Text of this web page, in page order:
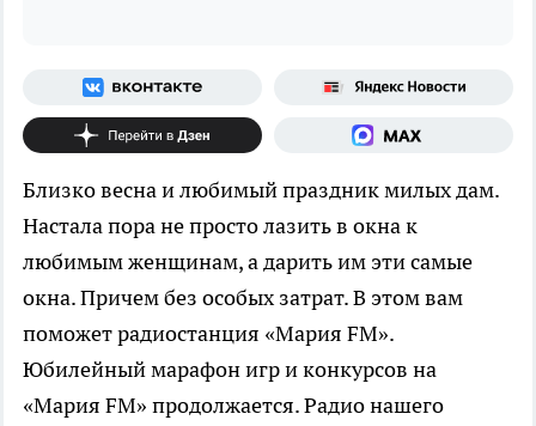
Близко весна и любимый праздник милых дам.
Настала пора не просто лазить в окна к
любимым женщинам, а дарить им эти самые
окна. Причем без особых затрат. В этом вам
поможет радиостанция «Мария FM».
Юбилейный марафон игр и конкурсов на
«Мария FM» продолжается. Радио нашего